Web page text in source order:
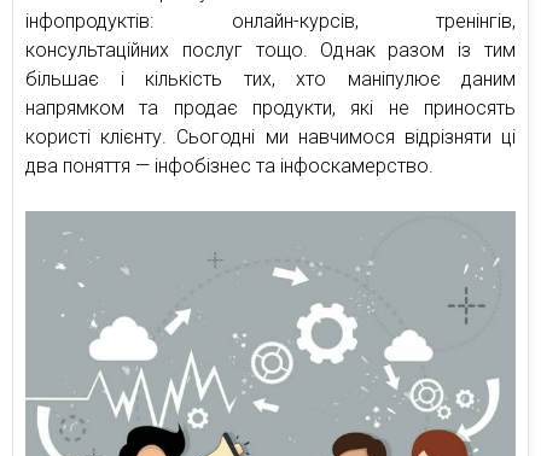
інфопродуктів: онлайн-курсів, тренінгів,
консультаційних послуг тощо. Однак разом із тим
більшає і кількість тих, хто маніпулює даним
напрямком та продає продукти, які не приносять
користі клієнту. Сьогодні ми навчимося відрізняти ці
два поняття — інфобізнес та інфоскамерство.